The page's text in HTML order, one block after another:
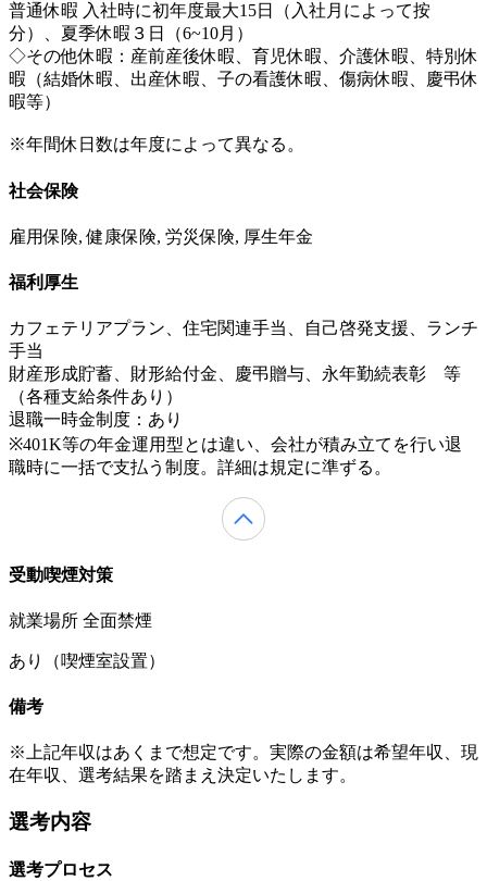
普通休暇 入社時に初年度最大15日（入社月によって按
分）、夏季休暇３日（6~10月）
◇その他休暇：産前産後休暇、育児休暇、介護休暇、特別休
暇（結婚休暇、出産休暇、子の看護休暇、傷病休暇、慶弔休
暇等）
※年間休日数は年度によって異なる。
社会保険
雇用保険, 健康保険, 労災保険, 厚生年金
福利厚生
カフェテリアプラン、住宅関連手当、自己啓発支援、ランチ
手当
財産形成貯蓄、財形給付金、慶弔贈与、永年勤続表彰 等
（各種支給条件あり）
退職一時金制度：あり
※401K等の年金運用型とは違い、会社が積み立てを行い退
職時に一括で支払う制度。詳細は規定に準ずる。
受動喫煙対策
就業場所 全面禁煙
あり（喫煙室設置）
備考
※上記年収はあくまで想定です。実際の金額は希望年収、現
在年収、選考結果を踏まえ決定いたします。
選考内容
選考プロセス